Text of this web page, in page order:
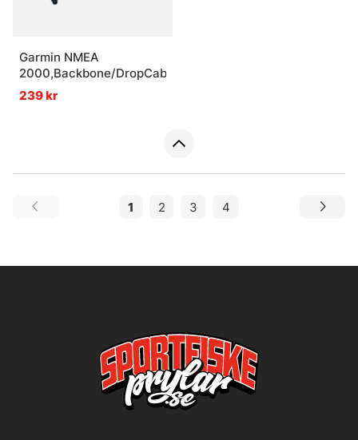
Garmin NMEA
2000,Backbone/DropCable,0,3m
239 kr
1 2 3 4